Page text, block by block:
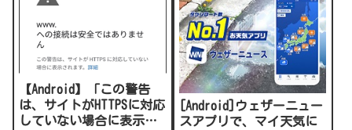
【Android】「この警告
は、サイトがHTTPSに対応
していない場合に表示さ
[Android]ウェザーニュー
スアプリで、マイ天気に